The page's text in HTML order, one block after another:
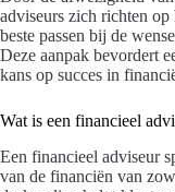
adviseurs zich richten
beste passen bij de
Deze aanpak bevordert
kans op succes in
Wat is een financieel
Een financieel adviseur
van de financiën van